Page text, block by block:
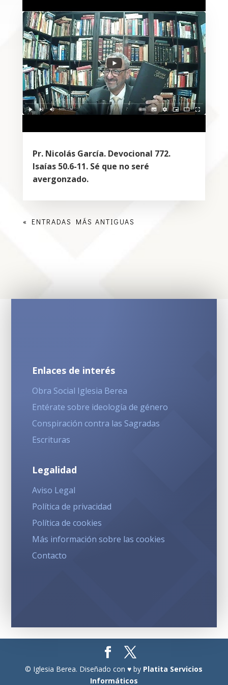
Pr. Nicolás García. Devocional 772.
Isaías 50.6-11. Sé que no seré
avergonzado.
« ENTRADAS MÁS ANTIGUAS
Enlaces de interés
Obra Social Iglesia Berea
Entérate sobre ideología de género
Conspiración contra las Sagradas
Escrituras
Legalidad
Aviso Legal
Política de privacidad
Política de cookies
Más información sobre las cookies
Contacto
© Iglesia Berea. Diseñado con ♥ by Platita Servicios
Informáticos